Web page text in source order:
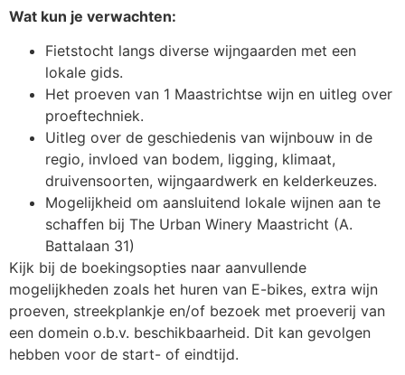
Wat kun je verwachten:
Fietstocht langs diverse wijngaarden met een
lokale gids.
Het proeven van 1 Maastrichtse wijn en uitleg over
proeftechniek.
Uitleg over de geschiedenis van wijnbouw in de
regio, invloed van bodem, ligging, klimaat,
druivensoorten, wijngaardwerk en kelderkeuzes.
Mogelijkheid om aansluitend lokale wijnen aan te
schaffen bij The Urban Winery Maastricht (A.
Battalaan 31)
Kijk bij de boekingsopties naar aanvullende
mogelijkheden zoals het huren van E-bikes, extra wijn
proeven, streekplankje en/of bezoek met proeverij van
een domein o.b.v. beschikbaarheid. Dit kan gevolgen
hebben voor de start- of eindtijd.